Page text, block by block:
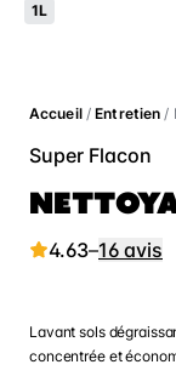
1L
Accueil/Entretien /
Super Flacon
4.63–16 avis
Lavant sols
concentrée et